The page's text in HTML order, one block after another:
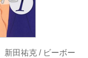
田祐克 / ビーボー